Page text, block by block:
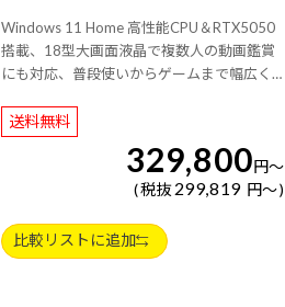
500GB (NVMe Gen4×4)/ 18型 広視野角液
晶パネル (ノングレア / 144Hz対応 / アスペ
クト比16:10)/ Wi-Fi 7 ( 最大5.7Gbps ) 対応
Bluetooth 5内蔵/ 約2.75kg/ 3年間センドバ
ック修理保証・24時間×365日電話サポー
Windows 11 Home 高性能CPU＆RTX5050
搭載、18型大画面液晶で複数人の動画鑑賞
にも対応、普段使いからゲームまで幅広く
送料無料
329,800円～
税抜 299,819 円～
比較リストに追加